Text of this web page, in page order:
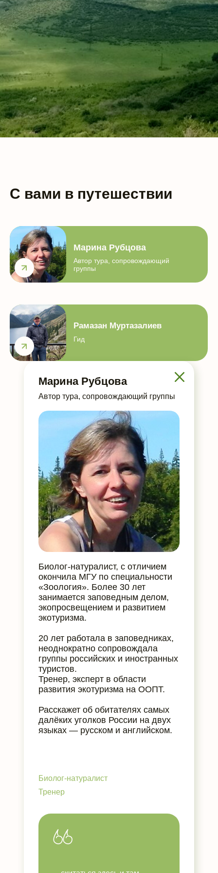
С вами в путешествии
Марина Рубцова
Автор тура, сопровождающий
группы
Рамазан Муртазалиев
Гид
Марина Рубцова
Автор тура, сопровождающий группы
Биолог-натуралист, с отличием
окончила МГУ по специальности
«Зоология». Более 30 лет
занимается заповедным делом,
экопросвещением и развитием
экотуризма.
20 лет работала в заповедниках,
неоднократно сопровождала
группы российских и иностранных
туристов.
Тренер, эксперт в области
развития экотуризма на ООПТ.
Расскажет об обитателях самых
далёких уголков России на двух
языках — русском и английском.
Биолог-натуралист
Тренер